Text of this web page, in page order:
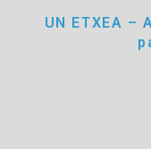
UN ETXEA